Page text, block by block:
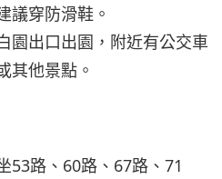
議穿防滑鞋。
園出口出園，附近有公交車
其他景點。
53路、60路、67路、71